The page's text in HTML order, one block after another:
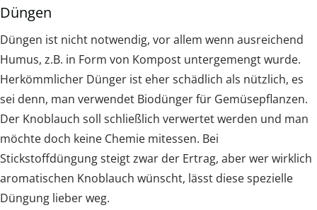
Düngen
Düngen ist nicht notwendig, vor allem wenn ausreichend
Humus, z.B. in Form von Kompost untergemengt wurde.
Herkömmlicher Dünger ist eher schädlich als nützlich, es
sei denn, man verwendet Biodünger für Gemüsepflanzen.
Der Knoblauch soll schließlich verwertet werden und man
möchte doch keine Chemie mitessen. Bei
Stickstoffdüngung steigt zwar der Ertrag, aber wer wirklich
aromatischen Knoblauch wünscht, lässt diese spezielle
Düngung lieber weg.